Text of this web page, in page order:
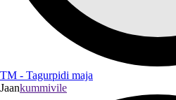
TM - Tagurpidi maja
Jaankummivile